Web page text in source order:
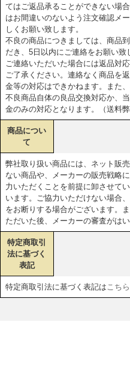
てはご返品承ることができない場
はお間違いのないよう注文確認メ
しくお願い致します。
不良の商品につきましては、商品
だき、5日以内にご連絡をお願い致
ご連絡いただいた場合には返品対
ご了承ください。連絡なく商品を
金等の対応はできかねます。また
不良商品自体の良品交換対応か、
金のみの対応となります。（送料弊
商品につい
て
弊社取り扱い商品には、ネット販
ない商品や、メーカーの販売戦略
力いただくことを前提に卸させて
います。ご協力いただけない場合
をお断りする場合がございます。
ただいた後、メーカーの審査がは
特定商取引
法に基づく
表記
特定商取引法に基づく表記は こちら